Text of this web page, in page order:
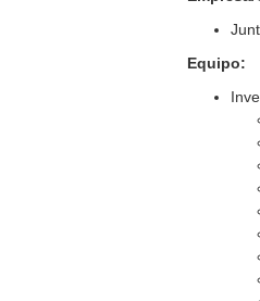
Equipo: